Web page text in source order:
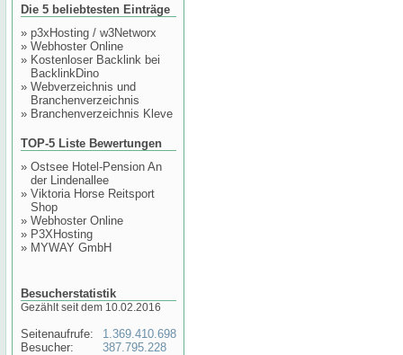
Die 5 beliebtesten Einträge
» p3xHosting / w3Networx
» Webhoster Online
» Kostenloser Backlink bei
BacklinkDino
» Webverzeichnis und
Branchenverzeichnis
» Branchenverzeichnis Kleve
TOP-5 Liste Bewertungen
» Ostsee Hotel-Pension An
der Lindenallee
» Viktoria Horse Reitsport
Shop
» Webhoster Online
» P3XHosting
» MYWAY GmbH
Besucherstatistik
Gezählt seit dem 10.02.2016
Seitenaufrufe:
Besucher:
1.369.410.698
387.795.228